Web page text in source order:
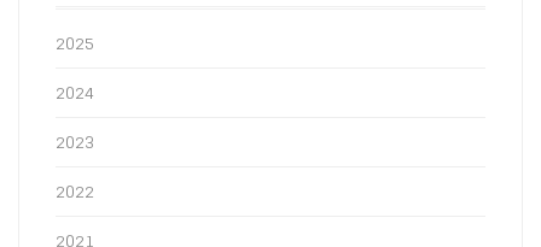
2025
2024
2023
2022
2021